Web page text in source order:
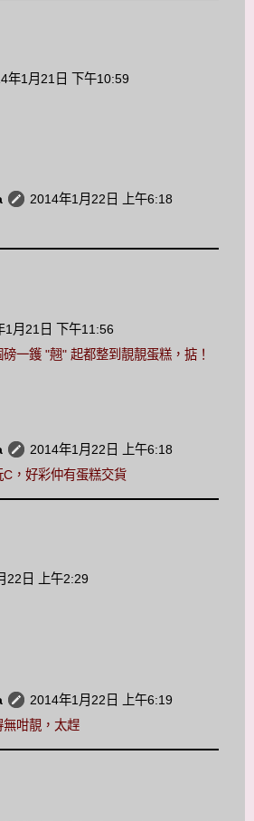
年1月21日 下午10:59
2014年1月22日 上午6:18
1月21日 下午11:56
一鑊 "翹" 起都整到靚靚蛋糕，掂！
2014年1月22日 上午6:18
，好彩仲有蛋糕交貨
22日 上午2:29
2014年1月22日 上午6:19
無咁靚，太趕